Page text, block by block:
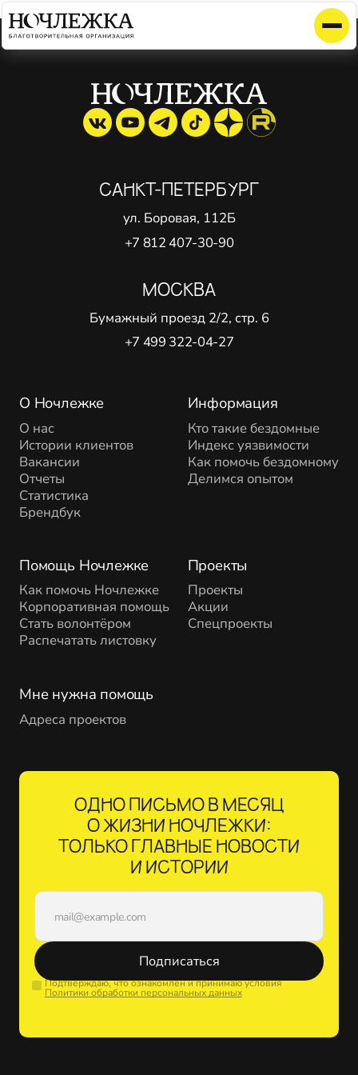
Элемент не найден!
О Ночлежке
О нас
Истории клиентов
Вакансии
Отчеты
Статистика
Брендбук
Помощь Ночлежке
Как помочь Ночлежке
Корпоративная помощь
Стать волонтёром
Распечатать листовку
Проекты
Проекты
Акции
Спецпроекты
Информация
Кто такие бездомные
Индекс уязвимости
Как помочь бездомному
Делимся опытом
Мне нужна помощь
Адреса проектов
САНКТ-ПЕТЕРБУРГ
ул. Боровая, 112Б
+7 812 407-30-90
МОСКВА
Бумажный проезд 2/2, стр. 6
+7 499 322-04-27
ОДНО ПИСЬМО В МЕСЯЦ
О ЖИЗНИ НОЧЛЕЖКИ:
ТОЛЬКО ГЛАВНЫЕ НОВОСТИ
И ИСТОРИИ
Подписаться
Подтверждаю, что ознакомлен и принимаю условия
Политики обработки персональных данных